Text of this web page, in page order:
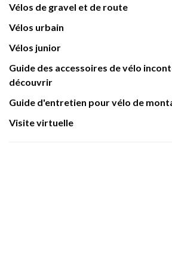
Vélos de gravel et de route
Vélos urbain
Vélos junior
Guide des accessoires de vélo
découvrir
Guide d'entretien pour vélo de
Visite virtuelle